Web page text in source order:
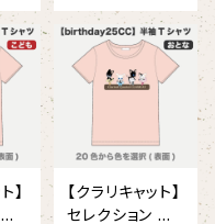
】
【クラリキャット】
セレクション 半